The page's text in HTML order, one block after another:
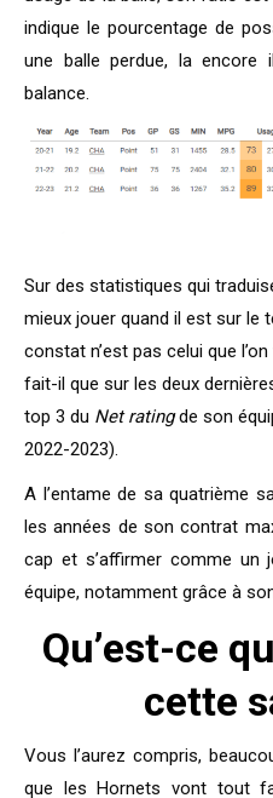
indique le pourcentage de
une balle perdue, la
balance.
Sur des statistiques qui
mieux jouer quand il est sur le
constat n’est pas celui que
fait-il que sur les deux
top 3 du Net ratingde son
2022-2023).
A l’entame de sa quatrième
les années de son contrat
cap et s’affirmer comme un
équipe, notamment grâce à
Qu’est-ce
cette
Vous l’aurez compris,
que les Hornets vont tout